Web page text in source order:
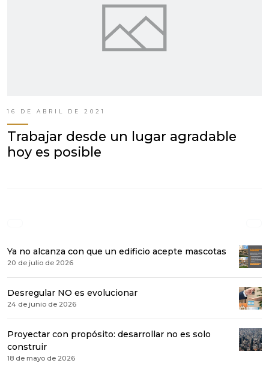
16 DE ABRIL DE 2021
Trabajar desde un lugar agradable
hoy es posible
Ya no alcanza con que un edificio acepte mascotas
20 de julio de 2026
Desregular NO es evolucionar
24 de junio de 2026
Proyectar con propósito: desarrollar no es solo
construir
18 de mayo de 2026